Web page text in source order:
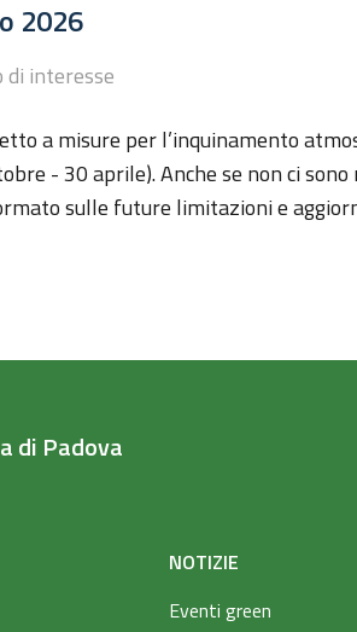
2026
di interesse
a misure per l’inquinamento
- 30 aprile). Anche se non ci
sulle future limitazioni e
di Padova
NOTIZIE
Eventi green